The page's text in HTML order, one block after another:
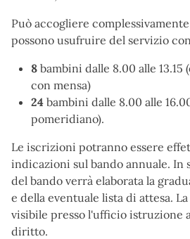
Può accogliere complessivamente
possono usufruire del servizio
8 bambini dalle 8.00 alle
con mensa)
24 bambini dalle 8.00 alle
pomeridiano).
Le iscrizioni potranno essere
indicazioni sul bando annuale. In
del bando verrà elaborata la
e della eventuale lista di attesa.
visibile presso l'ufficio istruzione
diritto.